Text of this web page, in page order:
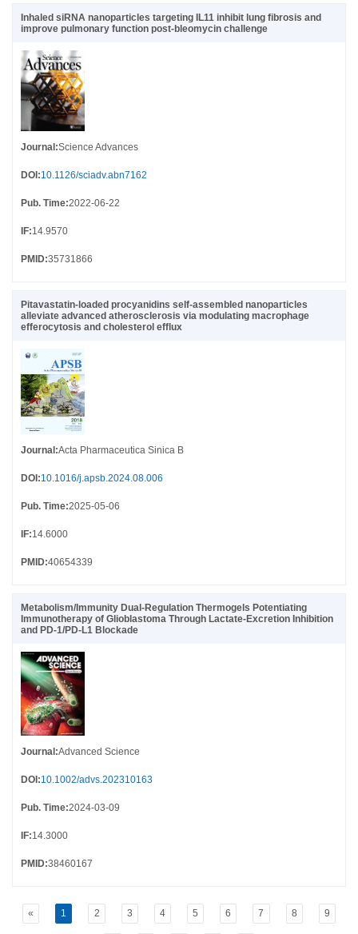
Inhaled siRNA nanoparticles targeting IL11 inhibit lung fibrosis and
improve pulmonary function post-bleomycin challenge
Journal :Science Advances
DOI :10.1126/sciadv.abn7162
Pub. Time:2022-06-22
IF:14.9570
PMID:35731866
Pitavastatin-loaded procyanidins self-assembled nanoparticles
alleviate advanced atherosclerosis via modulating macrophage
efferocytosis and cholesterol efflux
Journal :Acta Pharmaceutica Sinica B
DOI :10.1016/j.apsb.2024.08.006
Pub. Time:2025-05-06
IF:14.6000
PMID:40654339
Metabolism/Immunity Dual-Regulation Thermogels Potentiating
Immunotherapy of Glioblastoma Through Lactate-Excretion Inhibition
and PD-1/PD-L1 Blockade
Journal:Advanced Science
DOI:10.1002/advs.202310163
Pub. Time:2024-03-09
IF:14.3000
PMID:38460167
« 1 2 3 4 5 6 7 8 9